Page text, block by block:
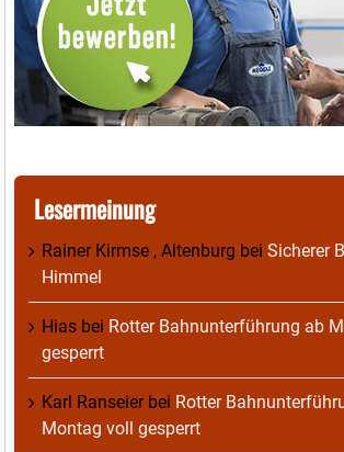
Lesermeinung
Rainer Kirmse , Altenburg bei Sicherer
Himmel
Hias bei Rotter Bahnunterführung ab
gesperrt
Karl Ranseierbei Rotter
Montag voll gesperrt